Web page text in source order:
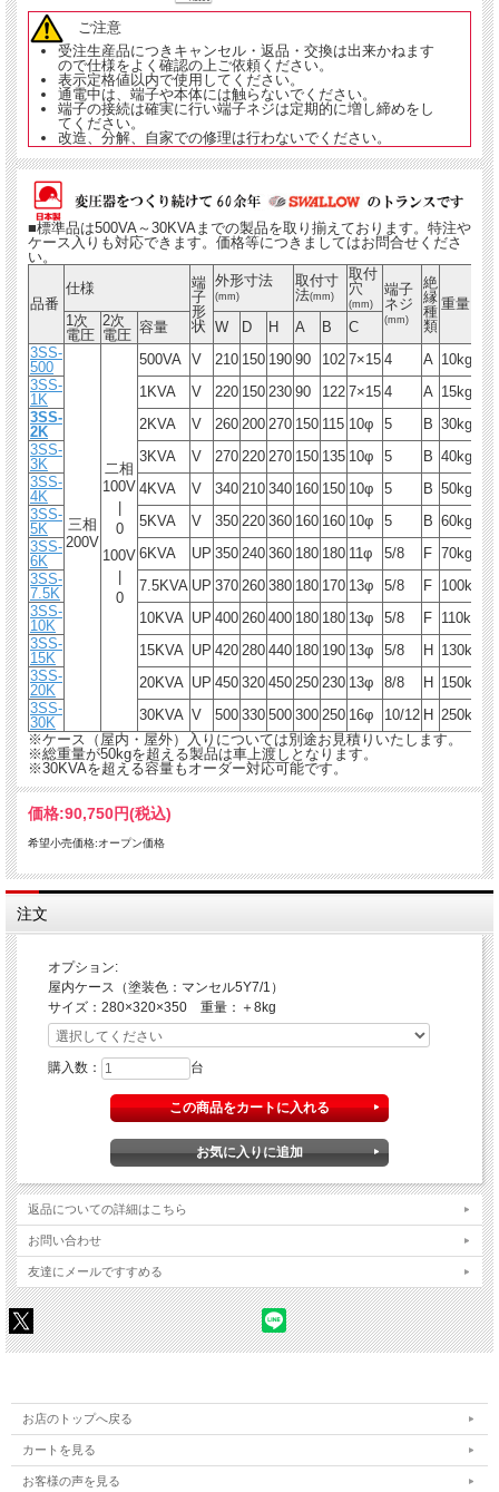
ご注意
受注生産品につきキャンセル・返品・交換は出来かねます
ので仕様をよく確認の上ご依頼ください。
表示定格値以内で使用してください。
通電中は、端子や本体には触らないでください。
端子の接続は確実に行い端子ネジは定期的に増し締めをし
てください。
改造、分解、自家での修理は行わないでください。
■標準品は500VA～30KVAまでの製品を取り揃えております。特注や
ケース入りも対応できます。価格等につきましてはお問合せくださ
い。
品番
仕様
端
子
形
状
外形寸法
(mm)
取付寸
法(mm)
取付
穴
(mm)
端子
ネジ
(mm)
絶
縁
種
類
重量
1次
電圧
2次
電圧 容量 W D H A B
C
3SS-
500
三相
200V
二相
100V
0
100V
0
500VA V 210 150 190 90 102 7×15 4 A 10kg
3SS-
1K
1KVA V 220 150 230 90 122 7×15 4 A 15kg
3SS-
2K
2KVA V 260 200 270 150 115 10φ 5 B 30kg
3SS-
3K
3KVA V 270 220 270 150 135 10φ 5 B 40kg
3SS-
4K
4KVA V 340 210 340 160 150 10φ 5 B 50kg
3SS-
5K
5KVA V 350 220 360 160 160 10φ 5 B 60kg
3SS-
6K
6KVA UP 350 240 360 180 180 11φ 5/8 F 70kg
3SS-
7.5K
7.5KVA UP 370 260 380 180 170 13φ 5/8 F 100kg
3SS-
10K
10KVA UP 400 260 400 180 180 13φ 5/8 F 110kg
3SS-
15K
15KVA UP 420 280 440 180 190 13φ 5/8 H
130kg
3SS-
20K
20KVA UP 450 320 450 250 230 13φ 8/8 H
150kg
3SS-
30K
30KVA V 500 330 500 300 250 16φ 10/12 H 250kg
※ケース（屋内・屋外）入りについては別途お見積りいたします。
※総重量が50kgを超える製品は車上渡しとなります。
※30KVAを超える容量もオーダー対応可能です。
価格:90,750円(税込)
希望小売価格:オープン価格
注文
オプション:
屋内ケース（塗装色：マンセル5Y7/1）
サイズ：280×320×350 重量：＋8kg
購入数： 台
返品についての詳細はこちら
お問い合わせ
友達にメールですすめる
お店のトップへ戻る
カートを見る
お客様の声を見る